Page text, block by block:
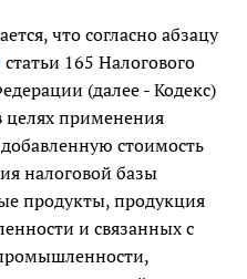
что согласно абзацу
статьи 165 Налогового
(далее - Кодекс)
целях применения
стоимость
налоговой базы
продукты, продукция
и связанных с